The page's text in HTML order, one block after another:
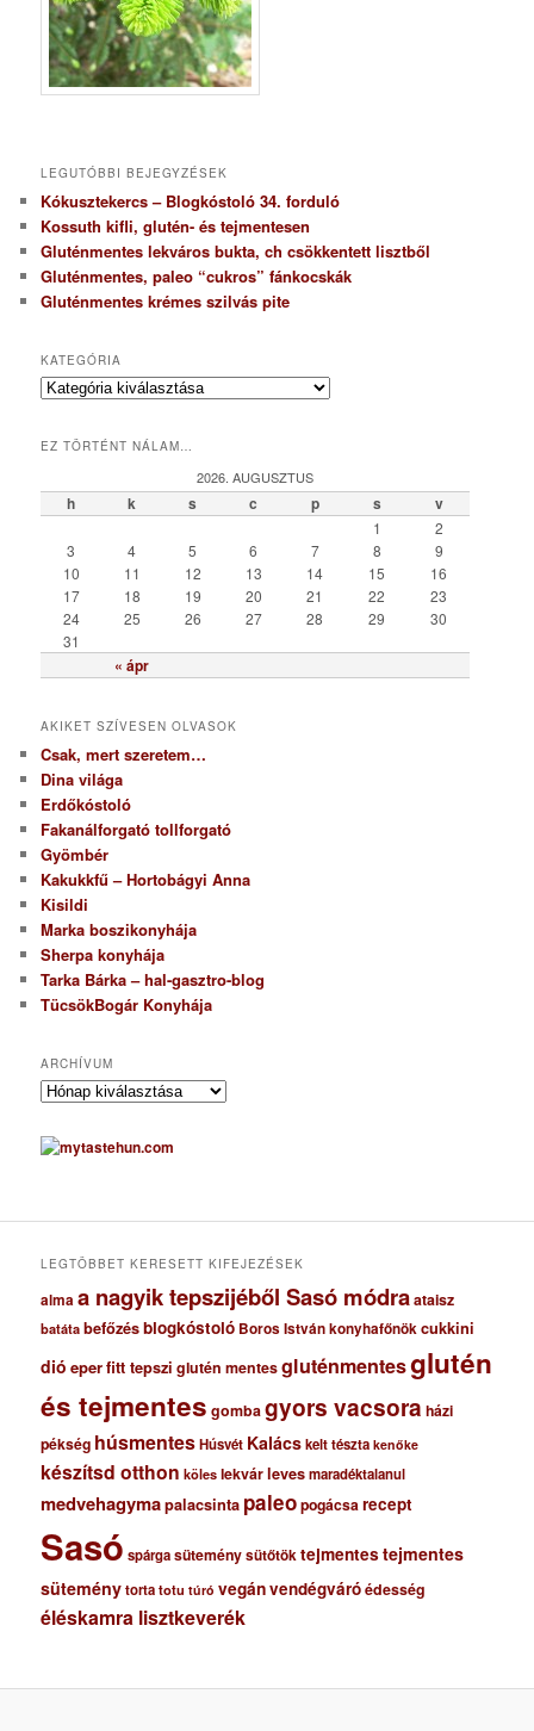
LEGUTÓBBI BEJEGYZÉSEK
Kókusztekercs – Blogkóstoló 34. forduló
Kossuth kifli, glutén- és tejmentesen
Gluténmentes lekváros bukta, ch csökkentett lisztből
Gluténmentes, paleo “cukros” fánkocskák
Gluténmentes krémes szilvás pite
KATEGÓRIA
K
e
r
EZ TÖRTÉNT NÁLAM…
2026. AUGUSZTUS
h k s c p s v
« ápr
1
2
3
4 5 6 7 8
9
10
11 12 13 14 15
16
17
18 19 20 21 22
23
24
25 26 27 28 29
30
31
AKIKET SZÍVESEN OLVASOK
Csak, mert szeretem…
Dina világa
Erdőkóstoló
Fakanálforgató tollforgató
Gyömbér
Kakukkfű – Hortobágyi Anna
Kisildi
Marka boszikonyhája
Sherpa konyhája
Tarka Bárka – hal-gasztro-blog
TücsökBogár Konyhája
ARCHÍVUM
A
c
h
u
LEGTÖBBET KERESETT KIFEJEZÉSEK
almaa nagyik tepszijéből Sasó módraataisz
batáta befőzésblogkóstoló Boros István konyhafőnökcukkini
dió eperfitt tepszi glutén mentesgluténmentesglutén
és tejmentes gombagyors vacsora házi
pékség húsmentesHúsvét Kalácskelt tészta kenőke
készítsd otthon köles lekvárlevesmaradéktalanul
medvehagymapalacsinta paleopogácsa recept
Sasó spárgasüteménysütőtöktejmentestejmentes
süteménytorta totu túró vegánvendégváróédesség
éléskamra lisztkeverék